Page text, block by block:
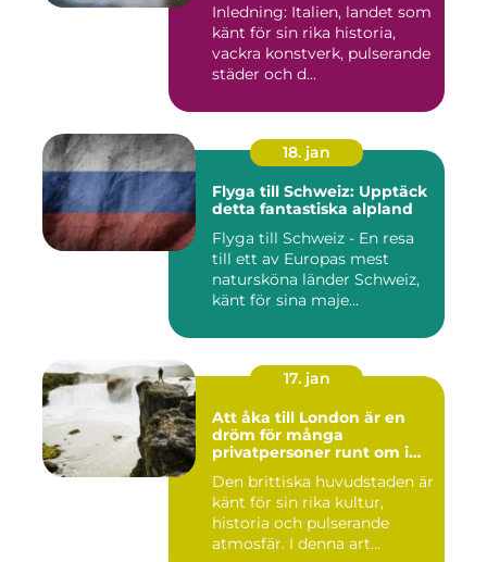
Inledning: Italien, landet som
känt för sin rika historia,
vackra konstverk, pulserande
städer och d...
18. jan
Flyga till Schweiz: Upptäck
detta fantastiska alpland
Flyga till Schweiz - En resa
till ett av Europas mest
natursköna länder Schweiz,
känt för sina maje...
17. jan
Att åka till London är en
dröm för många
privatpersoner runt om i
Den brittiska huvudstaden är
känt för sin rika kultur,
historia och pulserande
atmosfär. I denna art...